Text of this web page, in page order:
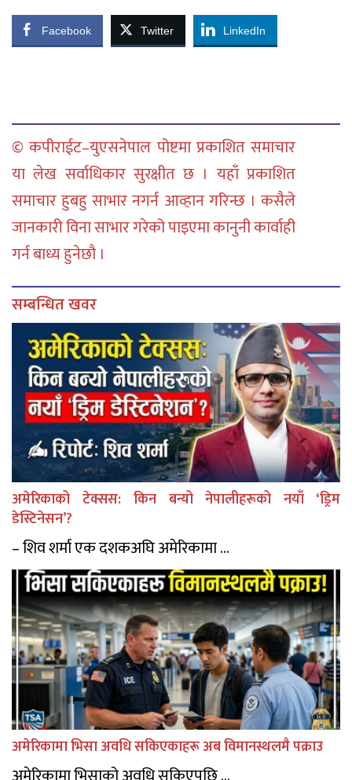
Facebook Twitter LinkedIn
© कपीराईट–युएसनेपाल पोष्टमा प्रकाशित समाचार
या लेख सर्वाधिकार सुरक्षीत छ । यहाँ प्रकाशित
समाचार हुबहु साभार नगर्न आव्हान गरिन्छ । कसैले
जानकारी विना साभार गरेको पाइएमा कानुनी कार्वाही
गर्न बाध्य हुनेछौ ।
सम्बन्धित खवर
अमेरिकाको टेक्सस: किन बन्यो नेपालीहरूको नयाँ ‘ड्रिम
डेस्टिनेसन’?
– शिव शर्मा एक दशकअघि अमेरिकामा ...
अमेरिकामा भिसा अवधि सकिएकाहरू अब विमानस्थलमै पक्राउ